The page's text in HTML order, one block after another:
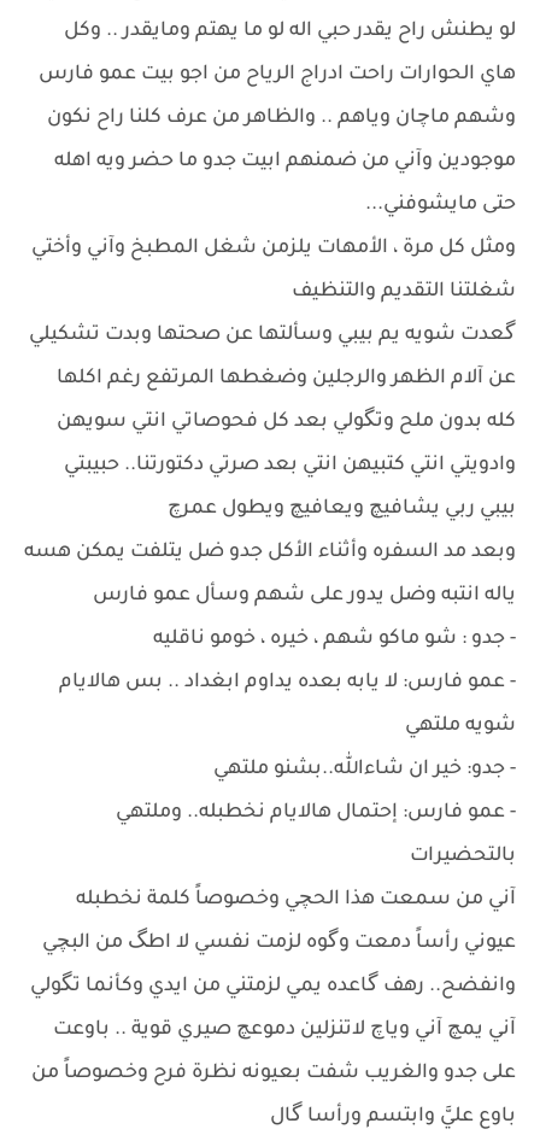
لو يطنش راح يقدر حبي اله لو ما يهتم ومايقدر .. وكل
هاي الحوارات راحت ادراج الرياح من اجو بيت عمو فارس
وشهم ماچان وياهم .. والظاهر من عرف كلنا راح نكون
موجودين وآني من ضمنهم ابيت جدو ما حضر ويه اهله
حتى مايشوفني...
ومثل كل مرة ، الأمهات يلزمن شغل المطبخ وآني وأختي
شغلتنا التقديم والتنظيف
گعدت شويه يم بيبي وسألتها عن صحتها وبدت تشكيلي
عن آلام الظهر والرجلين وضغطها المرتفع رغم اكلها
كله بدون ملح وتگولي بعد كل فحوصاتي انتي سويهن
وادويتي انتي كتبيهن انتي بعد صرتي دكتورتنا.. حبيبتي
بيبي ربي يشافيچ ويعافيچ ويطول عمرچ
وبعد مد السفره وأثناء الأكل جدو ضل يتلفت يمكن هسه
ياله انتبه وضل يدور على شهم وسأل عمو فارس
- جدو : شو ماكو شهم ، خيره ، خومو ناقليه
- عمو فارس: لا يابه بعده يداوم ابغداد .. بس هالايام
شويه ملتهي
- جدو: خير ان شاءالله..بشنو ملتهي
- عمو فارس: إحتمال هالايام نخطبله.. وملتهي
بالتحضيرات
آني من سمعت هذا الحچي وخصوصاً كلمة نخطبله
عيوني رأساً دمعت وگوه لزمت نفسي لا اطگ من البچي
وانفضح.. رهف گاعده يمي لزمتني من ايدي وكأنما تگولي
آني يمچ آني وياچ لاتنزلين دموعچ صيري قوية .. باوعت
على جدو والغريب شفت بعيونه نظرة فرح وخصوصاً من
باوع عليَّ وابتسم ورأسا گال